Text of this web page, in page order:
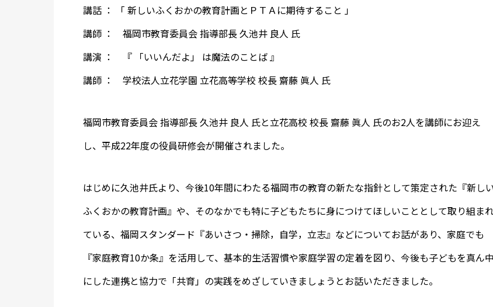
講話 ： 「 新しいふくおかの教育計画とＰＴＡに期待すること 」
講師 ： 福岡市教育委員会 指導部長 久池井 良人 氏
講演 ： 『 「いいんだよ」 は魔法のことば 』
講師 ： 学校法人立花学園 立花高等学校 校長 齋藤 眞人 氏
福岡市教育委員会 指導部長 久池井 良人 氏と立花高校 校長 齋藤 眞人 氏のお2人を講師にお迎え
し、平成22年度の役員研修会が開催されました。
はじめに久池井氏より、今後10年間にわたる福岡市の教育の新たな指針として策定された『新し
ふくおかの教育計画』や、そのなかでも特に子どもたちに身につけてほしいこととして取り組ま
ている、福岡スタンダード『あいさつ・掃除，自学，立志』などについてお話があり、家庭でも
『家庭教育10か条』を活用して、基本的生活習慣や家庭学習の定着を図り、今後も子どもを真ん中
にした連携と協力で「共育」の実践をめざしていきましょうとお話いただきました。